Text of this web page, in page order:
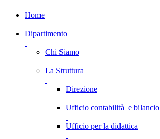
Home
Dipartimento
Chi Siamo
La Struttura
Direzione
Ufficio contabilità e bilancio
Ufficio per la didattica